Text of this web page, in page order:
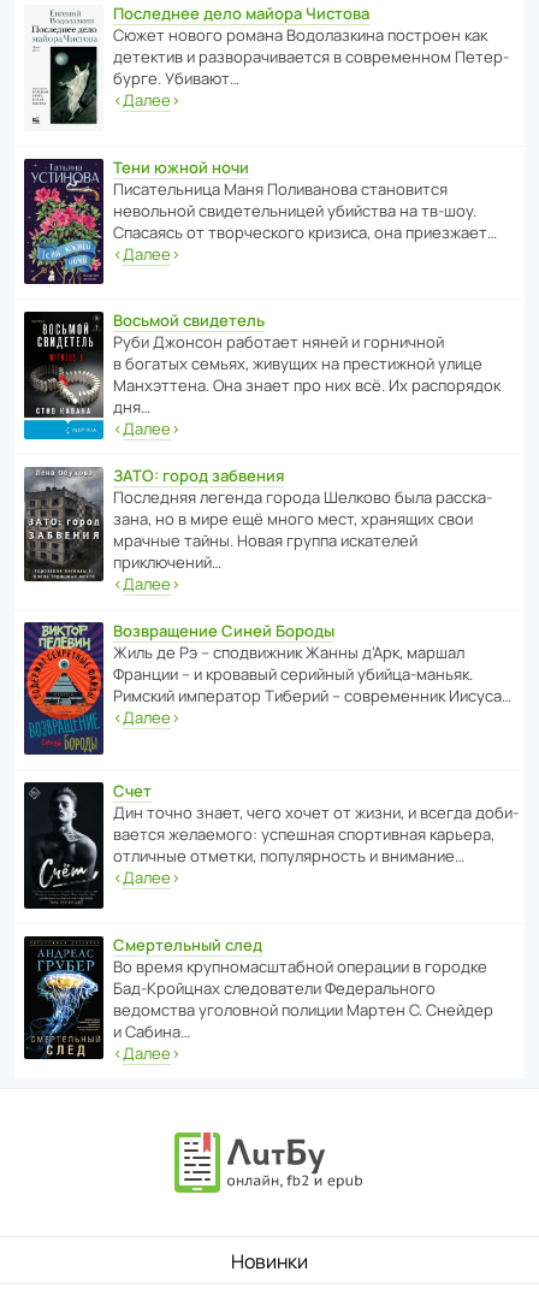
Последнее дело майора Чистова
Сюжет нового романа Водо­ла­з­кина пост­роен как
дете­ктив и разво­ра­чи­ва­ется в совре­менном Пете­р­
бурге. Убивают…
‹Далее›
Тени южной ночи
Писа­тель­ница Маня Поли­ва­нова стано­вится
невольной свиде­тель­ницей убийства на тв-шоу.
Спасаясь от твор­че­с­кого кризиса, она приезжает…
‹Далее›
Восьмой свидетель
Руби Джонсон рабо­тает няней и горни­чной
в богатых семьях, живущих на прес­ти­жной улице
Манх­эт­тена. Она знает про них всё. Их распо­рядок
дня…
‹Далее›
ЗАТО: город забвения
После­дняя легенда города Шелково была расска­
зана, но в мире ещё много мест, хранящих свои
мрачные тайны. Новая группа иска­телей
приключений…
‹Далее›
Возвращение Синей Бороды
Жиль де Рэ – спод­ви­жник Жанны д’Арк, маршал
Франции – и кровавый серийный убийца-маньяк.
Римский импе­ратор Тиберий – совре­менник Иисуса…
‹Далее›
Счет
Дин точно знает, чего хочет от жизни, и всегда доби­
ва­ется жела­е­мого: успе­шная спор­ти­вная карьера,
отли­чные отметки, попу­ля­р­ность и внимание…
‹Далее›
Смертельный след
Во время круп­но­мас­ш­та­бной операции в городке
Бад‑Крой­цнах следо­ва­тели Феде­раль­ного
ведомства уголо­вной полиции Мартен С. Снейдер
и Сабина…
‹Далее›
Новинки